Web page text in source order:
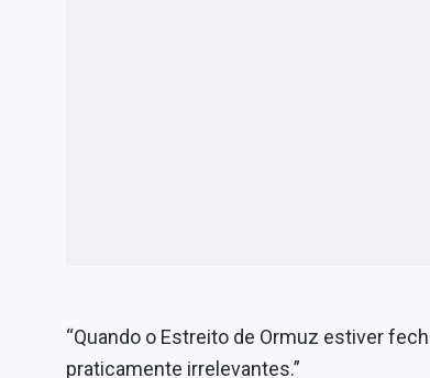
“Quando o Estreito de Ormuz estiver
praticamente irrelevantes.”